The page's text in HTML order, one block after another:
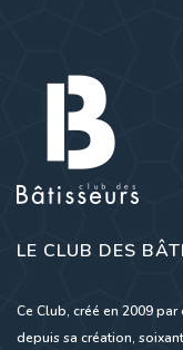
LE CLUB DES
Ce Club, créé en 2009
depuis sa création,